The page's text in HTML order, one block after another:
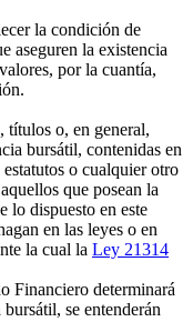
la condición de
aseguren la existencia
por la cuantía,
títulos o, en general,
bursátil, contenidas en
o cualquier otro
que posean la
lo dispuesto en este
en las leyes o en
la cual la Ley 21314
Financiero determinará
se entenderán